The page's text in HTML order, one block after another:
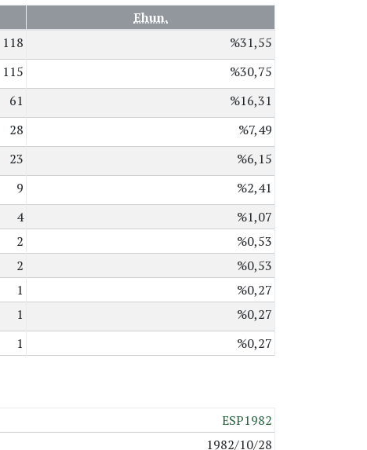
Ehun.
118
%31,55
115
%30,75
61
%16,31
28
%7,49
23
%6,15
9
%2,41
4
%1,07
2
%0,53
2
%0,53
1
%0,27
1
%0,27
1 %0,27
ESP1982
1982/10/28